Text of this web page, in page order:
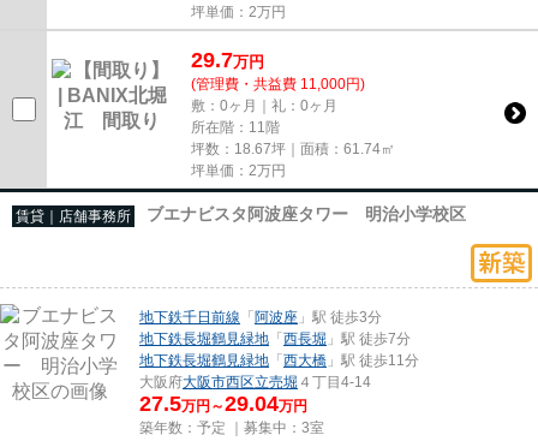
坪単価： 2万円
29.7万円
(管理費・共益費 11,000円)
敷：0ヶ月｜礼：0ヶ月
所在階：11階
坪数：18.67坪｜面積：61.74㎡
坪単価： 2万円
賃貸｜店舗事務所 ブエナビスタ阿波座タワー 明治小学校区
地下鉄千日前線 「阿波座 」駅 徒歩3分
地下鉄長堀鶴見緑地 「西長堀 」駅 徒歩7分
地下鉄長堀鶴見緑地 「西大橋 」駅 徒歩11分
大阪府大阪市西区立売堀 ４丁目4-14
27.5万円～29.04万円
築年数：予定 ｜募集中： 3室